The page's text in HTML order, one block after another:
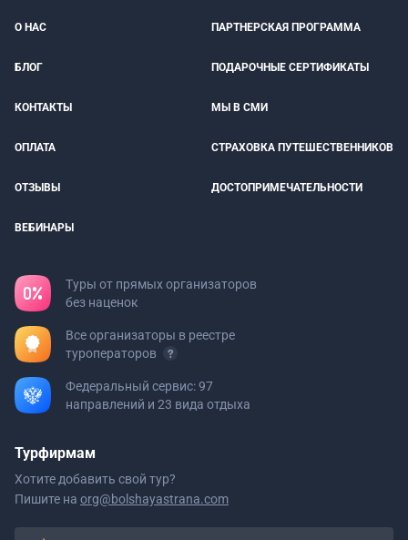
О НАС ПАРТНЕРСКАЯ ПРОГРАММА
БЛОГ ПОДАРОЧНЫЕ СЕРТИФИКАТЫ
КОНТАКТЫ МЫ В СМИ
ОПЛАТА СТРАХОВКА ПУТЕШЕСТВЕННИКОВ
ОТЗЫВЫ ДОСТОПРИМЕЧАТЕЛЬНОСТИ
ВЕБИНАРЫ
Туры от прямых организаторов
без наценок
Все организаторы в реестре
туроператоров
Федеральный сервис: 97
направлений и 23 вида отдыха
Турфирмам
Хотите добавить свой тур?
Пишите на org@bolshayastrana.com